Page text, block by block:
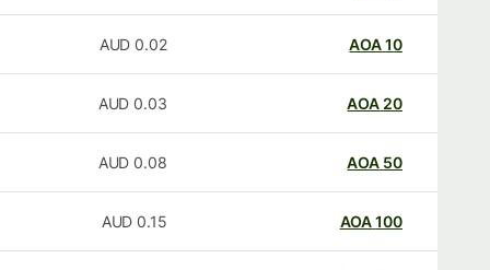
AOA
0.02
AUD
20
AOA
0.03
AUD
50
AOA
0.08
AUD
100
AOA
0.15
AUD